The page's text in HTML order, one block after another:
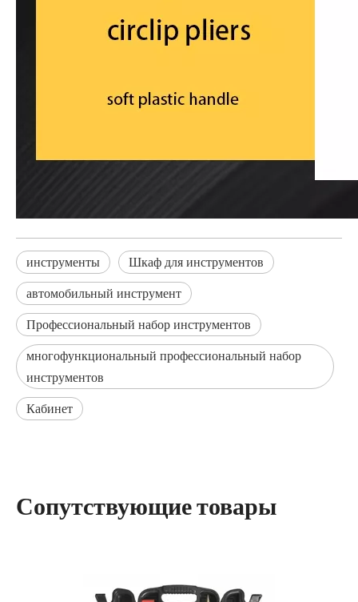
инструменты
Шкаф для инструментов
автомобильный инструмент
Профессиональный набор инструментов
многофункциональный профессиональный набор
инструментов
Кабинет
Сопутствующие товары